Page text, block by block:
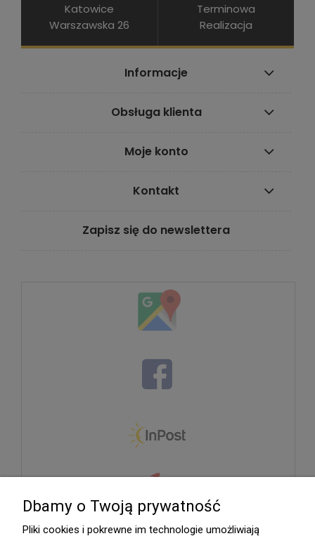
Katowice
Warszawska 26
Terminowa
Realizacja
Informacje
Obsługa klienta
Moje konto
Kontakt
Zapisz się do newslettera
Dbamy o Twoją prywatność
Pliki cookies i pokrewne im technologie umożliwiają